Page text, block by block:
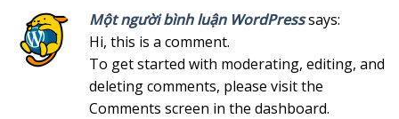
Một người bình luận WordPresssays:
Hi, this is a comment.
To get started with moderating, editing, and
deleting comments, please visit the
Comments screen in the dashboard.